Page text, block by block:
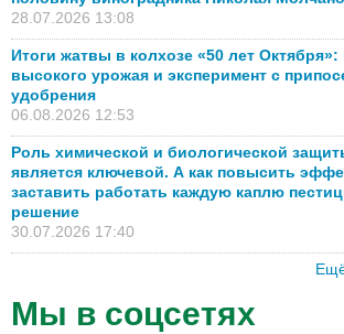
28.07.2026 13:08
Итоги жатвы в колхозе «50 лет Октября»:
высокого урожая и эксперимент с
удобрения
06.08.2026 12:53
Роль химической и биологической
является ключевой. А как повысить
заставить работать каждую каплю
решение
30.07.2026 17:40
Мы в соцсетях